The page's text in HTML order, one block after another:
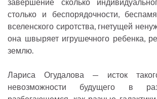
столько и беспорядочности,
вселенского сиротства, гнетущей
она швыряет игрушечного ребенка,
землю.
Лариса Огудалова — исток
невозможности будущего в